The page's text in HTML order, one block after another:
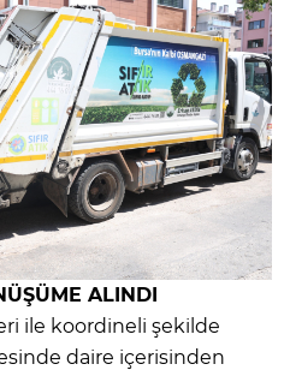
ALINDI
ile koordineli şekilde
daire içerisinden